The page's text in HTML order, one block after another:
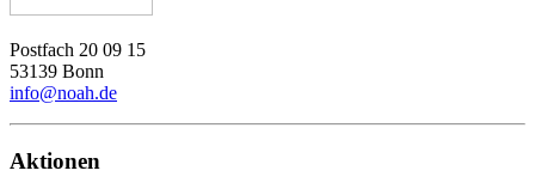
Postfach 20 09 15
53139 Bonn
info@noah.de
Aktionen